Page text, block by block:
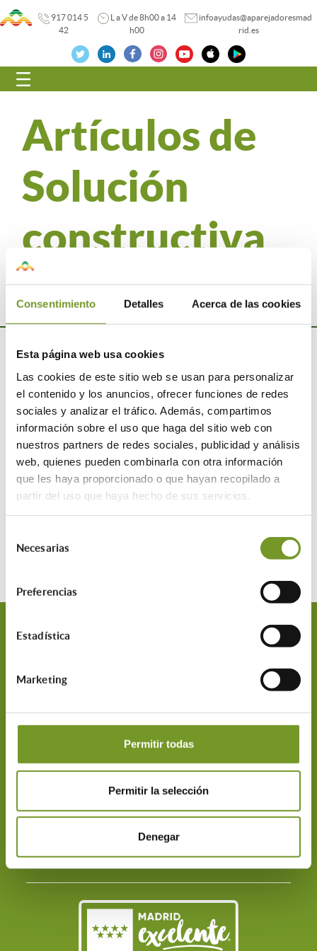
Consentimiento Detalles Acerca de las cookies
Esta página web usa cookies
Las cookies de este sitio web se usan para personalizar
el contenido y los anuncios, ofrecer funciones de redes
sociales y analizar el tráfico. Además, compartimos
información sobre el uso que haga del sitio web con
nuestros partners de redes sociales, publicidad y análisis
web, quienes pueden combinarla con otra información
que les haya proporcionado o que hayan recopilado a
partir del uso que haya hecho de sus servicios.
Necesarias
Preferencias
Estadística
Marketing
Permitir todas
Permitir la selección
Denegar
917 014 5
42
L a V de 8h00 a 14
h00
infoayudas@aparejadoresmad
rid.es
Navegación
Artículos de
Solución
constructiva
No hay ningun articulo creado con esta categoria
C/ Maestro Victoria, 3
28013 Madrid
917 014 542
infoayudas@aparejadoresmadrid.
es